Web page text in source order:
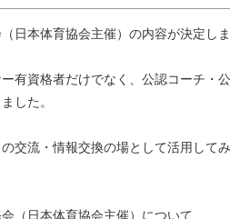
日本体育協会主催）の内容が決定しま
有資格者だけでなく、公認コーチ・
した。
交流・情報交換の場として活用して
（日本体育協会主催）について